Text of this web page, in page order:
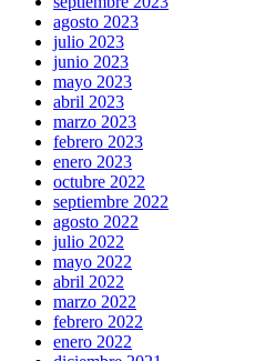
agosto 2023
julio 2023
junio 2023
mayo 2023
abril 2023
marzo 2023
febrero 2023
enero 2023
octubre 2022
septiembre 2022
agosto 2022
julio 2022
mayo 2022
abril 2022
marzo 2022
febrero 2022
enero 2022